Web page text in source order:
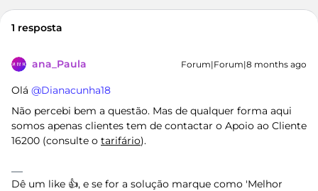
1 resposta
ana_Paula Forum|Forum|8 months ago
Olá ​ @Dianacunha18
Não percebi bem a questão. Mas de qualquer forma aqui
somos apenas clientes tem de contactar o Apoio ao Cliente
16200 (consulte o tarifário).
Dê um like 👍, e se for a solução marque como 'Melhor